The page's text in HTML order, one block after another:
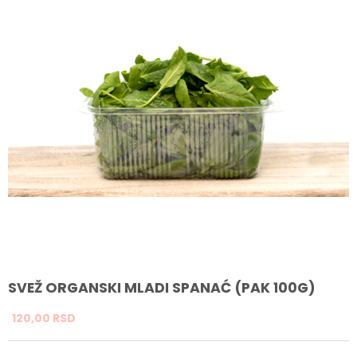
SVEŽ ORGANSKI MLADI SPANAĆ (PAK 100G)
120,00 RSD